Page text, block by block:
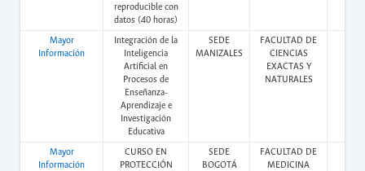
reproducible con
datos (40 horas)
Mayor
Información
Integración de la
Inteligencia
Artificial en
Procesos de
Enseñanza-
Aprendizaje e
Investigación
Educativa
SEDE
MANIZALES
FACULTAD DE
CIENCIAS
EXACTAS Y
NATURALES
Mayor
Información
CURSO EN
PROTECCIÓN
SEDE
BOGOTÁ
FACULTAD DE
MEDICINA